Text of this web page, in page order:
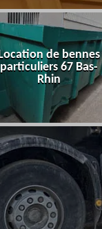
Location de bennes
particuliers 67 Bas-
Rhin